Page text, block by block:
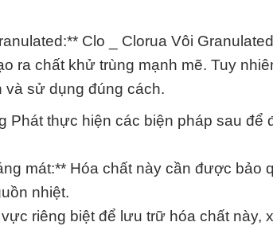
Clo _ Clorua Vôi
ra chất khử trùng mạnh mẽ. Tuy
sử dụng đúng cách.
Phát thực hiện các biện pháp sau để
mát:** Hóa chất này cần được bảo
nhiệt.
riêng biệt để lưu trữ hóa chất này,